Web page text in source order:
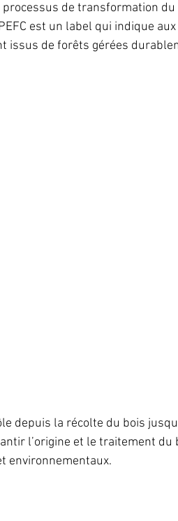
de transformation du
est un label qui indique
issus de forêts gérées
depuis la récolte du bois
l’origine et le traitement du
environnementaux.